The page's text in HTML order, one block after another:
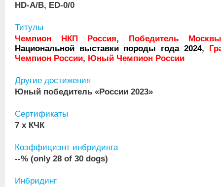
HD-A/B, ED-0/0
Титулы
Чемпион НКП Россия, Победитель
Национальной выставки породы года 2024,
Чемпион России, Юный Чемпион России
Другие достижения
Юный победитель «России 2023»
Сертификаты
7 x КЧК
Коэффициэнт инбридинга
--% (only 28 of 30 dogs)
Инбридинг